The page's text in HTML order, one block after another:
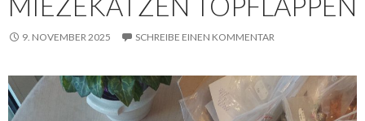
9. NOVEMBER 2025 SCHREIBE EINEN KOMMENTAR